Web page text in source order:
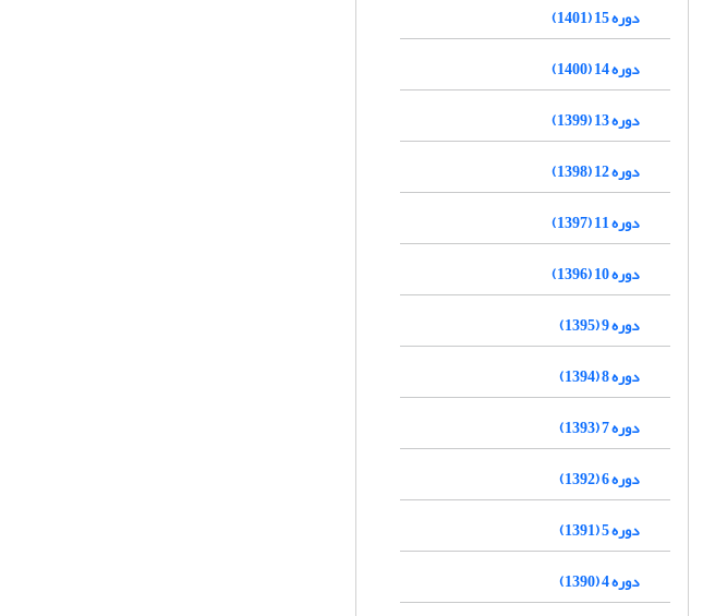
دوره 15 (1401)
دوره 14 (1400)
دوره 13 (1399)
دوره 12 (1398)
دوره 11 (1397)
دوره 10 (1396)
دوره 9 (1395)
دوره 8 (1394)
دوره 7 (1393)
دوره 6 (1392)
دوره 5 (1391)
دوره 4 (1390)